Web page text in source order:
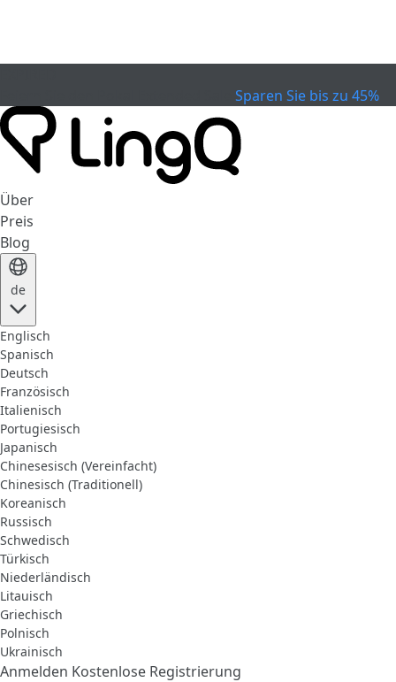
Sparen Sie bis zu 45%
Über
Preis
Blog
de
Englisch
Spanisch
Deutsch
Französisch
Italienisch
Portugiesisch
Japanisch
Chinesesisch (Vereinfacht)
Chinesisch (Traditionell)
Koreanisch
Russisch
Schwedisch
Türkisch
Niederländisch
Litauisch
Griechisch
Polnisch
Ukrainisch
Anmelden Kostenlose Registrierung